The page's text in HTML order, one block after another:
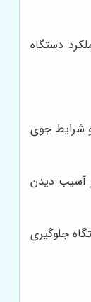
دستگاه
و شرایط جوی
آسیب دیدن
جلوگیری